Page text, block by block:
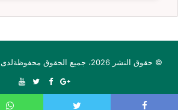
© حقوق النشر 2026، جميع الحقوق محفوظةلدى النجوم للأنظمة |